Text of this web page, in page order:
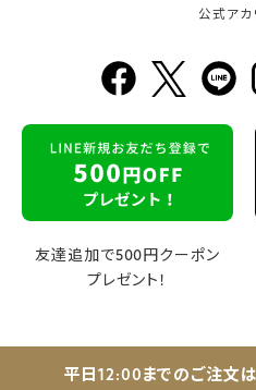
公式アカ
友達追加で500円クーポン
プレゼント！
平日12:00までのご注文は